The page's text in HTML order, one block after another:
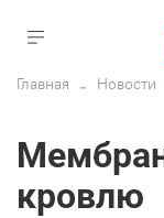
Главная Новости
мембрана на плоскую
кровлю